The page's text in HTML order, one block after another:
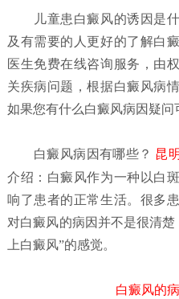
儿童患白癜风的诱因是
及有需要的人更好的了解白
医生免费在线咨询服务，由
关疾病问题，根据白癜风病
如果您有什么白癜风病因 疑问
白癜风病因有哪些？ 昆
介绍：白癜风作为一种以白
响了患者的正常生活。很多
对白癜风的病因并不是很清
上白癜风”的感觉。
白癜风的